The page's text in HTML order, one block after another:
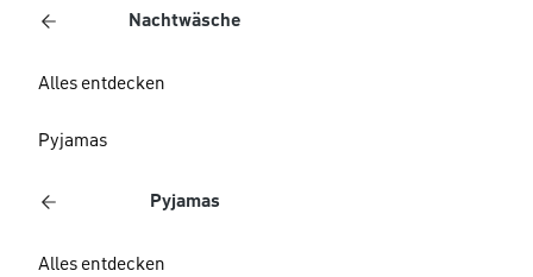
Nachtwäsche
Alles entdecken
Pyjamas
Pyjamas
Alles entdecken